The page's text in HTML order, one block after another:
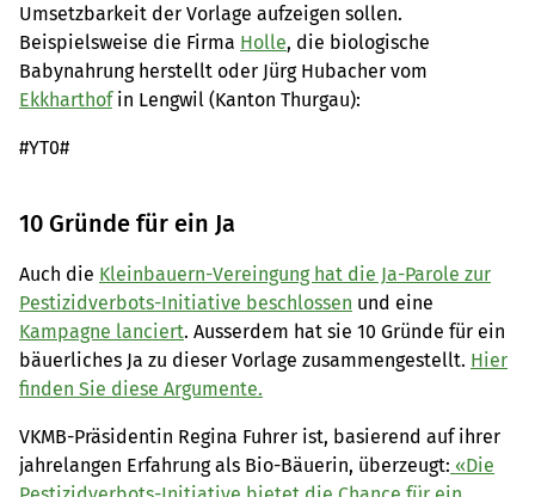
Umsetzbarkeit der Vorlage aufzeigen sollen.
Beispielsweise die Firma Holle, die biologische
Babynahrung herstellt oder Jürg Hubacher vom
Ekkharthofin Lengwil (Kanton Thurgau):
#YT0#
10 Gründe für ein Ja
Auch die Kleinbauern-Vereingung hat die Ja-Parole zur
Pestizidverbots-Initiative beschlossen und eine
Kampagne lanciert. Ausserdem hat sie 10 Gründe für ein
bäuerliches Ja zu dieser Vorlage zusammengestellt. Hier
finden Sie diese Argumente.
VKMB-Präsidentin Regina Fuhrer ist, basierend auf ihrer
jahrelangen Erfahrung als Bio-Bäuerin, überzeugt: «Die